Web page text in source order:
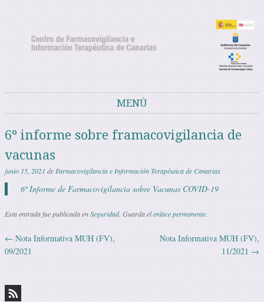
MENÚ
6º informe sobre framacovigilancia de
vacunas
junio 15, 2021 deFarmacovigilancia e Información Terapéutica de Canarias
6º Informe de Farmacovigilancia sobre Vacunas COVID-19
Esta entrada fue publicada enSeguridad. Guarda elenlace permanente.
Navegación de entradas
← Nota Informativa MUH (FV),
09/2021
Nota Informativa MUH (FV),
11/2021 →